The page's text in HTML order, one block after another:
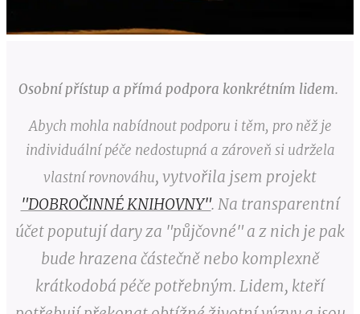
Osobní přístup a přímá podpora konkrétním lidem.
Abych mohla nabídnout podporu i těm, pro něž je
individuální péče nedostupná a zároveň si udržela
vlastní rovnováhu, vytvořila jsem projekt
"DOBROČINNÉ KNIHOVNY". Na transparentní
účet poputují dary za "půjčovné" a z nich je pak
bude hrazena částečně nebo komplexně
krátkodobá péče potřebným. Lidem, kteří